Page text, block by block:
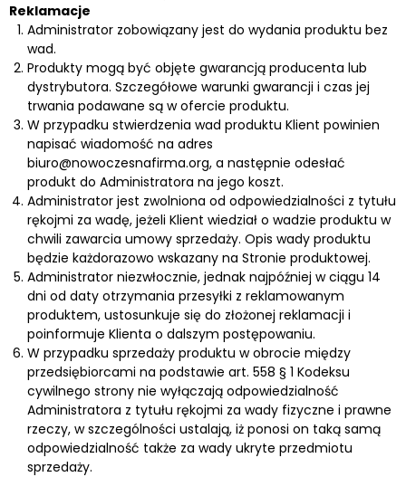
Reklamacje
Administrator zobowiązany jest do wydania produktu bez
wad.
Produkty mogą być objęte gwarancją producenta lub
dystrybutora. Szczegółowe warunki gwarancji i czas jej
trwania podawane są w ofercie produktu.
W przypadku stwierdzenia wad produktu Klient powinien
napisać wiadomość na adres
biuro@nowoczesnafirma.org, a następnie odesłać
produkt do Administratora na jego koszt.
Administrator jest zwolniona od odpowiedzialności z tytułu
rękojmi za wadę, jeżeli Klient wiedział o wadzie produktu w
chwili zawarcia umowy sprzedaży. Opis wady produktu
będzie każdorazowo wskazany na Stronie produktowej.
Administrator niezwłocznie, jednak najpóźniej w ciągu 14
dni od daty otrzymania przesyłki z reklamowanym
produktem, ustosunkuje się do złożonej reklamacji i
poinformuje Klienta o dalszym postępowaniu.
W przypadku sprzedaży produktu w obrocie między
przedsiębiorcami na podstawie art. 558 § 1 Kodeksu
cywilnego strony nie wyłączają odpowiedzialność
Administratora z tytułu rękojmi za wady fizyczne i prawne
rzeczy, w szczególności ustalają, iż ponosi on taką samą
odpowiedzialność także za wady ukryte przedmiotu
sprzedaży.